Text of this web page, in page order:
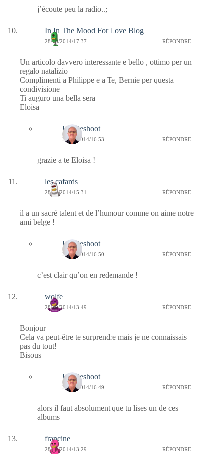
j’écoute peu la radio..;
In In The Mood For Love Blog
28/10/2014/17:37 RÉPONDRE
Un articolo davvero interessante e bello , ottimo per un
regalo natalizio
Complimenti a Philippe e a Te, Bernie per questa
condivisione
Ti auguro una bella sera
Eloisa
Bernieshoot
29/10/2014/16:53 RÉPONDRE
grazie a te Eloisa !
les cafards
28/10/2014/15:31 RÉPONDRE
il a un sacré talent et de l’humour comme on aime notre
ami belge !
Bernieshoot
29/10/2014/16:50 RÉPONDRE
c’est clair qu’on en redemande !
wolfe
28/10/2014/13:49 RÉPONDRE
Bonjour
Cela va peut-être te surprendre mais je ne connaissais
pas du tout!
Bisous
Bernieshoot
29/10/2014/16:49 RÉPONDRE
alors il faut absolument que tu lises un de ces
albums
francine
28/10/2014/13:29 RÉPONDRE